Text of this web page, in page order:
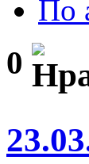
По
0